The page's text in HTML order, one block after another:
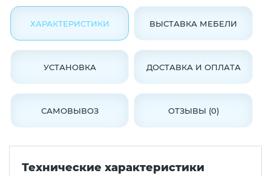
ХАРАКТЕРИСТИКИ ВЫСТАВКА МЕБЕЛИ
УСТАНОВКА ДОСТАВКА И ОПЛАТА
САМОВЫВОЗ ОТЗЫВЫ (0)
Технические характеристики